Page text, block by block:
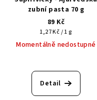
zubní pasta 70 g
89 Kč
Měrná
cena:
1,27 Kč / 1 g
Momentálně nedostupné
Detail